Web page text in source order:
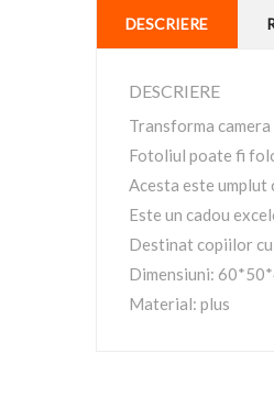
DESCRIERE
DESCRIERE
Transforma
Fotoliul poate fi
Acesta este
Este un cadou
Destinat copiilor
Dimensiuni:
Material: plus